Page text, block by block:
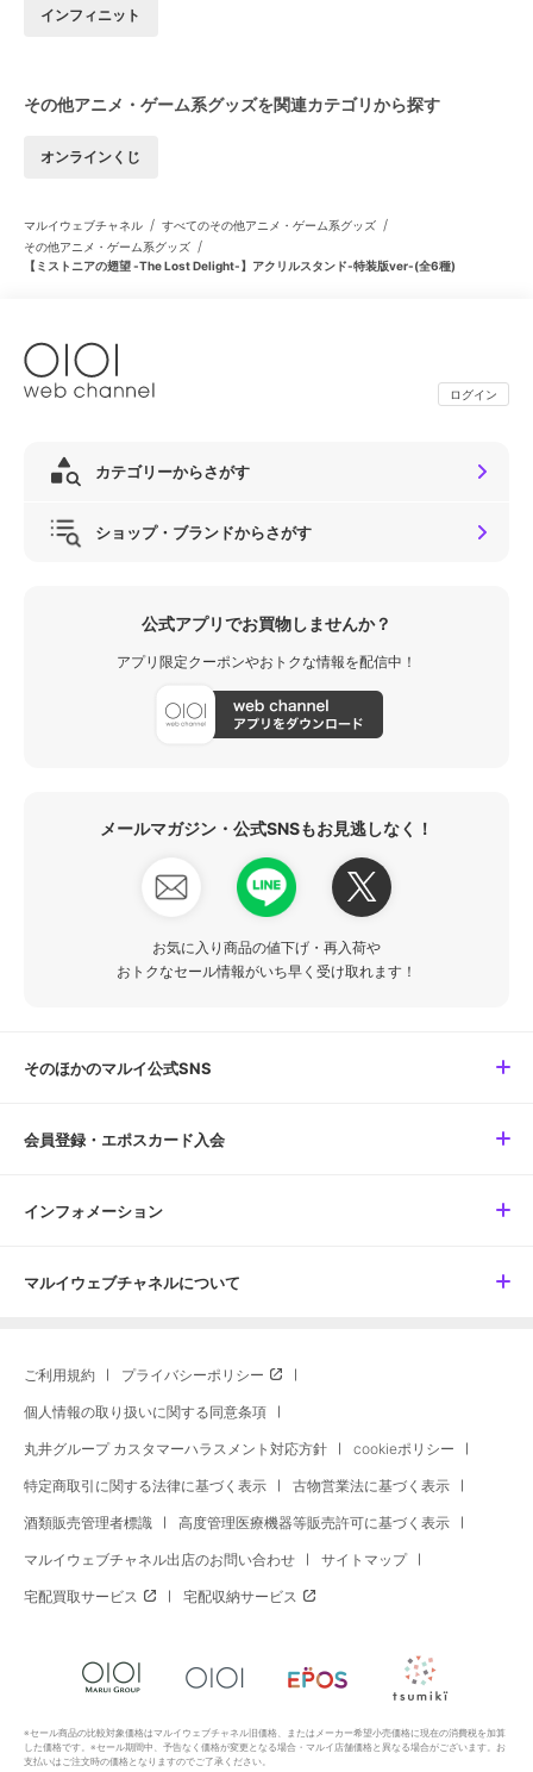
インフィニット
その他アニメ・ゲーム系グッズを関連カテゴリから探す
オンラインくじ
マルイウェブチャネル / すべてのその他アニメ・ゲーム系グッズ /
その他アニメ・ゲーム系グッズ /
【ミストニアの翅望 -The Lost Delight-】アクリルスタンド-特装版ver-(全6種)
ログイン
カテゴリーからさがす
ショップ・ブランドからさがす
公式アプリでお買物しませんか？
アプリ限定クーポンやおトクな情報を配信中！
メールマガジン・公式SNSもお見逃しなく！
お気に入り商品の値下げ・再入荷や
おトクなセール情報がいち早く受け取れます！
そのほかのマルイ公式SNS
会員登録・エポスカード入会
インフォメーション
マルイウェブチャネルについて
ご利用規約 プライバシーポリシー
個人情報の取り扱いに関する同意条項
丸井グループ カスタマーハラスメント対応方針 cookieポリシー
特定商取引に関する法律に基づく表示 古物営業法に基づく表示
酒類販売管理者標識 高度管理医療機器等販売許可に基づく表示
マルイウェブチャネル出店のお問い合わせ サイトマップ
宅配買取サービス 宅配収納サービス
※セール商品の比較対象価格はマルイウェブチャネル旧価格、またはメーカー希望小売価格に現在の消費税を加算
した価格です。※セール期間中、予告なく価格が変更となる場合・マルイ店舗価格と異なる場合がございます。お
支払いはご注文時の価格となりますのでご了承ください。